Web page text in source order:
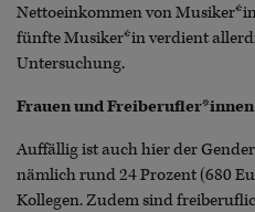
Nettoeinkommen von
fünfte Musiker*in verdient
Untersuchung.
Frauen und
Auffällig ist auch hier der
nämlich rund 24 Prozent (680
Kollegen. Zudem sind